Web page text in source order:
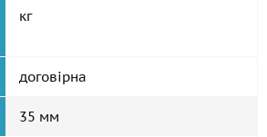
кг
договірна
35 мм